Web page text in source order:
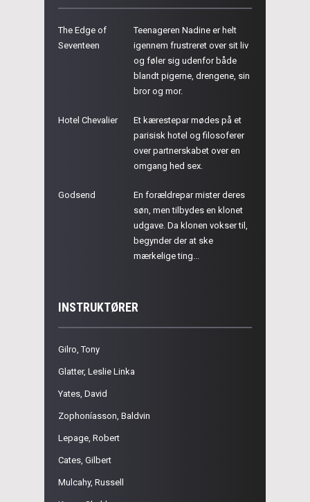
The Edge of
Seventeen
Teenageren Nadine er helt
igennem frustreret over sit liv
og føler sig udenfor både
blandt pigerne, drengene, sin
bror og mor.
Hotel Chevalier
Et kærestepar mødes på et
parisisk hotel og filosoferer
over partnerskabet over en
omgang hed sex.
Godsend
En forældrepar mister deres
søn, men tilbydes en klonet
udgave. Da klonen vokser til,
begynder der at ske
mærkelige ting...
INSTRUKTØRER
Gilro, Tony
Glatter, Leslie Linka
Yates, David
Zophoníasson, Baldvin
Lepage, Robert
Cates, Gilbert
Mulcahy, Russell